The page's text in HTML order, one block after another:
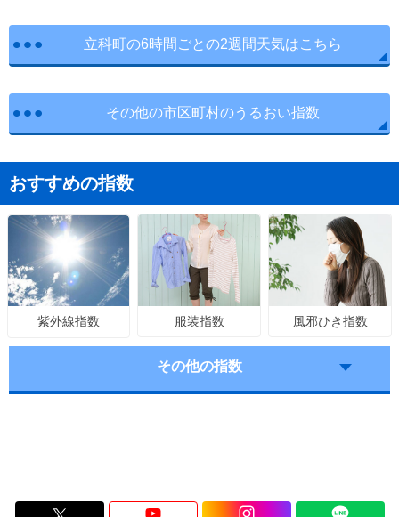
立科町の6時間ごとの2週間天気はこちら
その他の市区町村のうるおい指数
おすすめの指数
紫外線指数 服装指数 風邪ひき指数
その他の指数